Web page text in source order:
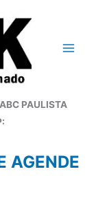
PAULISTA
AGENDE